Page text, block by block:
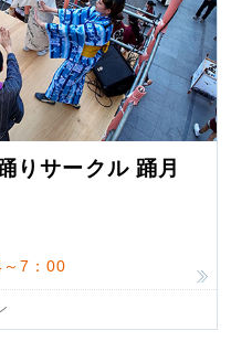
りサークル 踊月
7：00